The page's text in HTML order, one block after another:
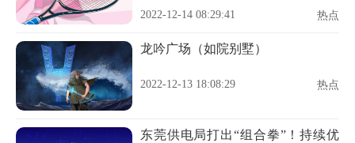
2022-12-14 08:29:41 热点
龙吟广场（如院别墅）
2022-12-13 18:08:29 热点
东莞供电局打出“组合拳”！持续优